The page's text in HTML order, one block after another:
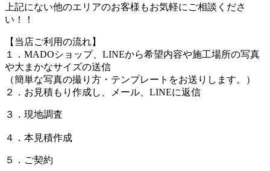
上記にない他のエリアのお客様もお気軽にご相談くださ
い！！
【当店ご利用の流れ】
１．MADOショップ、LINEから希望内容や施工場所の写真
や大まかなサイズの送信
（簡単な写真の撮り方・テンプレートをお送りします。）
２．お見積もり作成し、メール、LINEに返信
３．現地調査
４．本見積作成
５．ご契約